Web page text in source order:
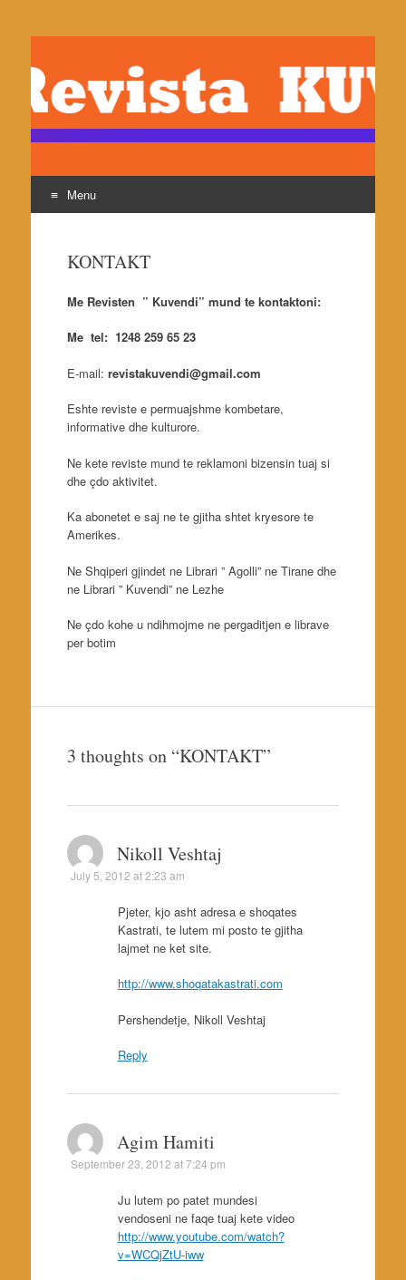
revistakuvendi.org
Revista Kuvendi- Reviste e shoqates Kuvendi, botues
Pjeter Jaku
Menu
contentKONTAKT
Me Revisten ” Kuvendi” mund te kontaktoni:
Me tel: 1248 259 65 23
E-mail: revistakuvendi@gmail.com
Eshte reviste e permuajshme kombetare,
informative dhe kulturore.
Ne kete reviste mund te reklamoni bizensin tuaj si
dhe çdo aktivitet.
Ka abonetet e saj ne te gjitha shtet kryesore te
Amerikes.
Ne Shqiperi gjindet ne Librari ” Agolli” ne Tirane dhe
ne Librari ” Kuvendi” ne Lezhe
Ne çdo kohe u ndihmojme ne pergaditjen e librave
per botim
3 thoughts on “KONTAKT”
Nikoll Veshtaj
July 5, 2012 at 2:23 am
Pjeter, kjo asht adresa e shoqates
Kastrati, te lutem mi posto te gjitha
lajmet ne ket site.
http://www.shoqatakastrati.com
Pershendetje, Nikoll Veshtaj
Reply
Agim Hamiti
September 23, 2012 at 7:24 pm
Ju lutem po patet mundesi
vendoseni ne faqe tuaj kete video
http://www.youtube.com/watch?
v=WCQjZtU-iww